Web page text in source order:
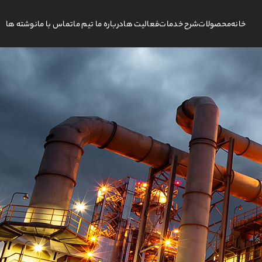
خانهمحصولاتشرح خدماتفعالیت هادرباره ما تیم ماتماس با مانوشته ها